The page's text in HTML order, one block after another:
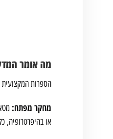
מה אומר
הספרות המקצועית
מחקר מפתח:
או בהיפרטרופיה,